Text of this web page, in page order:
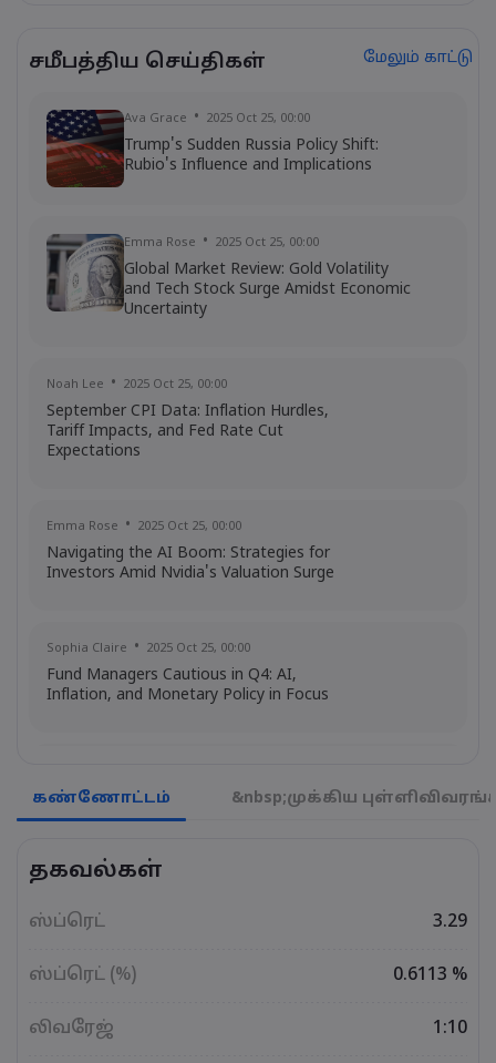
Ava Grace 2025 Jul 03, 08:35
AI Podcast: Fresh Insights on Fed Rate
Cut Timing - News in a New Way
சமீபத்திய செய்திகள் மேலும் காட்டு
Ava Grace 2025 Oct 25, 00:00
Trump's Sudden Russia Policy Shift:
Rubio's Influence and Implications
Emma Rose 2025 Oct 25, 00:00
Global Market Review: Gold Volatility
and Tech Stock Surge Amidst Economic
Uncertainty
Noah Lee 2025 Oct 25, 00:00
September CPI Data: Inflation Hurdles,
Tariff Impacts, and Fed Rate Cut
Expectations
Emma Rose 2025 Oct 25, 00:00
Navigating the AI Boom: Strategies for
Investors Amid Nvidia's Valuation Surge
Sophia Claire 2025 Oct 25, 00:00
Fund Managers Cautious in Q4: AI,
Inflation, and Monetary Policy in Focus
US Government Shutdown Threatens
October Inflation Data Release
US-EU Relations: Russia Sanctions Unite
Emma Rose
BOJ Warns of Japan Stock Market
கண்ணோட்டம் &nbsp;முக்கிய
தகவல்கள்
ஸ்ப்ரெட் 3.29
ஸ்ப்ரெட் (%) 0.6113 %
லிவரேஜ் 1:10